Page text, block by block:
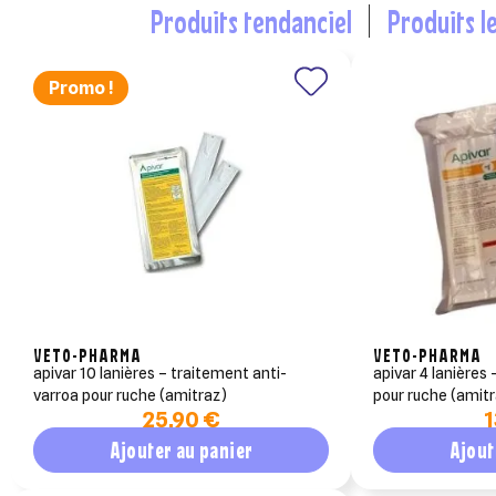
produits tendanciel produits
Promo !
VETO-PHARMA
apivar 10 lanières – traitement anti-
varroa pour ruche (amitraz)
25,90 €
Ajouter au panier
VETO-PHARMA
apivar 4
pour ruche
Nom
Vous